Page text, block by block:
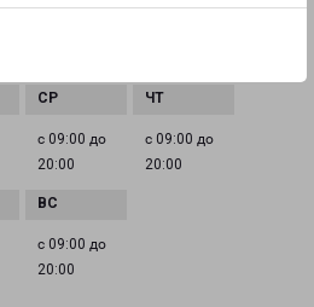
с 09:00 до
20:00
с 09:00 до
20:00
с 09:00 до
20:00